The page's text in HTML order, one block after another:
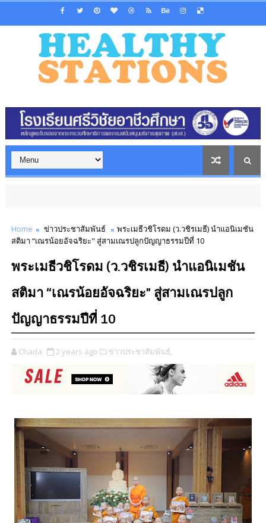
Home ข่าวประชาสัมพันธ์
พระเมธีวชิโรดม (ว.วชิรเมธี) นำแอนิเมชัน
สติมา “เณรน้อยอัจฉริยะ" สู่สามเณรปลูกปัญญาธรรมปีที่ 10
พระเมธีวชิโรดม (ว.วชิรเมธี) นำแอนิเมชัน
สติมา “เณรน้อยอัจฉริยะ" สู่สามเณรปลูก
ปัญญาธรรมปีที่ 10
Chada 2 years ago ข่าวประชาสัมพันธ์,